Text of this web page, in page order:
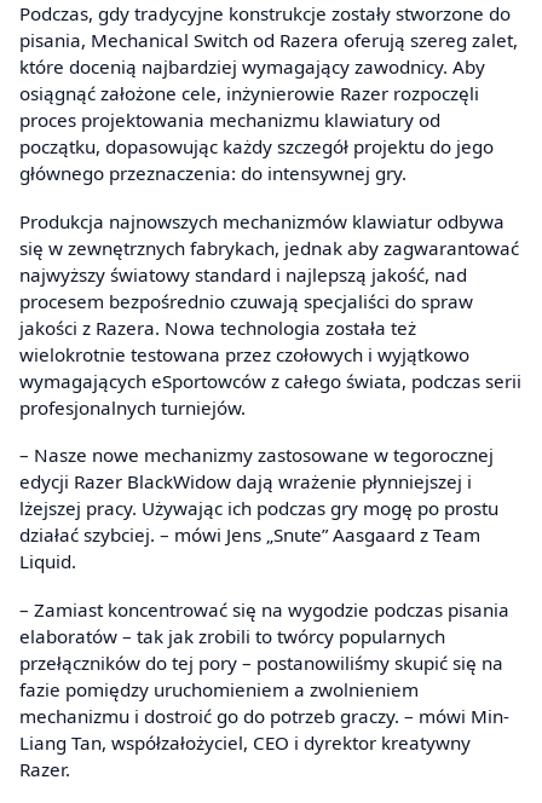
Podczas, gdy tradycyjne konstrukcje zostały stworzone do
pisania, Mechanical Switch od Razera oferują szereg zalet,
które docenią najbardziej wymagający zawodnicy. Aby
osiągnąć założone cele, inżynierowie Razer rozpoczęli
proces projektowania mechanizmu klawiatury od
początku, dopasowując każdy szczegół projektu do jego
głównego przeznaczenia: do intensywnej gry.
Produkcja najnowszych mechanizmów klawiatur odbywa
się w zewnętrznych fabrykach, jednak aby zagwarantować
najwyższy światowy standard i najlepszą jakość, nad
procesem bezpośrednio czuwają specjaliści do spraw
jakości z Razera. Nowa technologia została też
wielokrotnie testowana przez czołowych i wyjątkowo
wymagających eSportowców z całego świata, podczas serii
profesjonalnych turniejów.
– Nasze nowe mechanizmy zastosowane w tegorocznej
edycji Razer BlackWidow dają wrażenie płynniejszej i
lżejszej pracy. Używając ich podczas gry mogę po prostu
działać szybciej. – mówi Jens „Snute” Aasgaard z Team
Liquid.
– Zamiast koncentrować się na wygodzie podczas pisania
elaboratów – tak jak zrobili to twórcy popularnych
przełączników do tej pory – postanowiliśmy skupić się na
fazie pomiędzy uruchomieniem a zwolnieniem
mechanizmu i dostroić go do potrzeb graczy. – mówi Min-
Liang Tan, współzałożyciel, CEO i dyrektor kreatywny
Razer.